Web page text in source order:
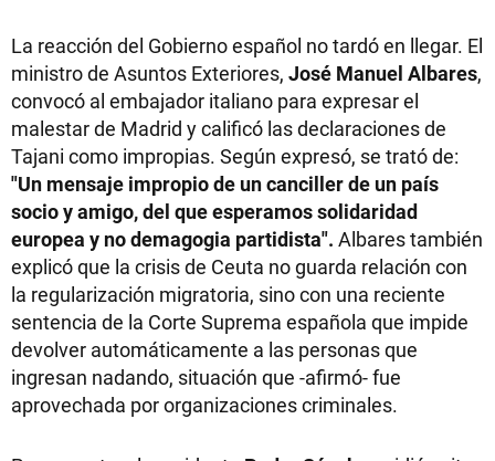
La reacción del Gobierno español no tardó en llegar. El
ministro de Asuntos Exteriores, José Manuel Albares,
convocó al embajador italiano para expresar el
malestar de Madrid y calificó las declaraciones de
Tajani como impropias. Según expresó, se trató de:
"Un mensaje impropio de un canciller de un país
socio y amigo, del que esperamos solidaridad
europea y no demagogia partidista". Albares también
explicó que la crisis de Ceuta no guarda relación con
la regularización migratoria, sino con una reciente
sentencia de la Corte Suprema española que impide
devolver automáticamente a las personas que
ingresan nadando, situación que -afirmó- fue
aprovechada por organizaciones criminales.